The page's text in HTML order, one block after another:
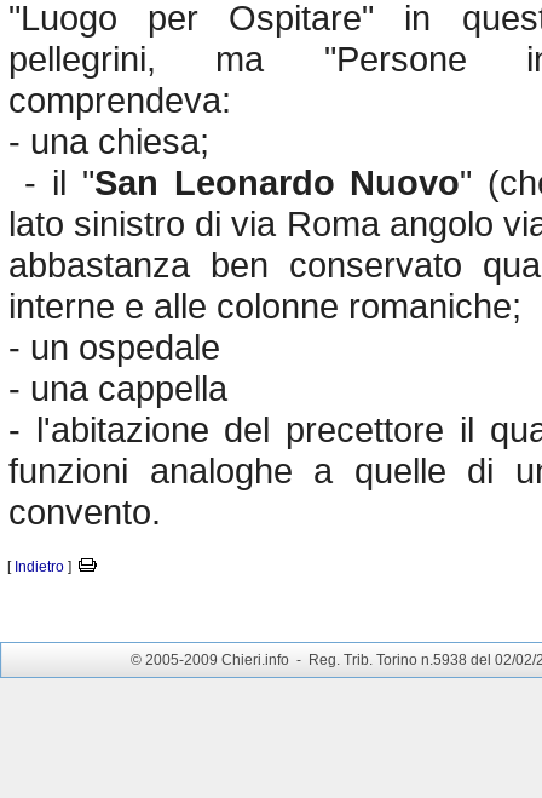
"Luogo per Ospitare" in
pellegrini, ma "Persone
comprendeva:
- una chiesa;
- il "San Leonardo Nuovo"
lato sinistro di via Roma angolo
abbastanza ben conservato
interne e alle colonne romaniche;
- un ospedale
- una cappella
- l'abitazione del precettore il
funzioni analoghe a quelle di
convento.
[ Indietro ]
© 2005-2009 Chieri.info - Reg. Trib. Torino n.5938 del 02/02/